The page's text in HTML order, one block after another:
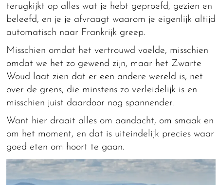
terugkijkt op alles wat je hebt geproefd, gezien en
beleefd, en je je afvraagt waarom je eigenlijk altijd
automatisch naar Frankrijk greep.
Misschien omdat het vertrouwd voelde, misschien
omdat we het zo gewend zijn, maar het Zwarte
Woud laat zien dat er een andere wereld is, net
over de grens, die minstens zo verleidelijk is en
misschien juist daardoor nog spannender.
Want hier draait alles om aandacht, om smaak en
om het moment, en dat is uiteindelijk precies waar
goed eten om hoort te gaan.